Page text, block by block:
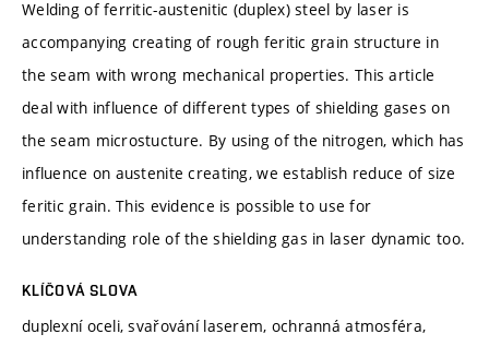
Welding of ferritic-austenitic (duplex) steel by laser is
accompanying creating of rough feritic grain structure in
the seam with wrong mechanical properties. This article
deal with influence of different types of shielding gases on
the seam microstucture. By using of the nitrogen, which has
influence on austenite creating, we establish reduce of size
feritic grain. This evidence is possible to use for
understanding role of the shielding gas in laser dynamic too.
KLÍČOVÁ SLOVA
duplexní oceli, svařování laserem, ochranná atmosféra,